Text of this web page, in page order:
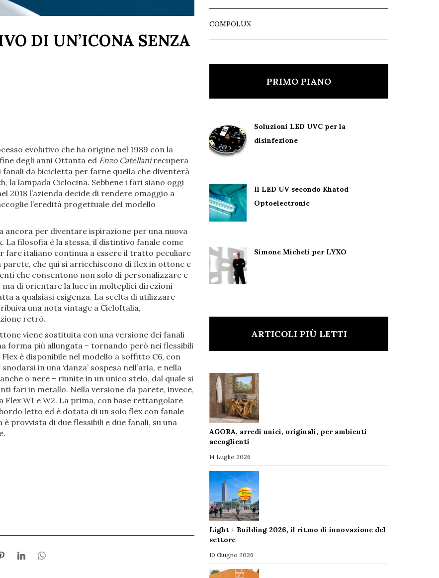
DI UN’ICONA SENZA
evolutivo che ha origine nel 1989 con la
degli anni Ottanta ed Enzo Catellanirecupera
da bicicletta per farne quella che diventerà
la lampada Ciclocina. Sebbene i fari siano oggi
l’azienda decide di rendere omaggio a
l’eredità progettuale del modello
per diventare ispirazione per una nuova
La filosofia è la stessa, il distintivo fanale come
fare italiano continua a essere il tratto peculiare
che qui si arricchiscono di flex in ottone e
che consentono non solo di personalizzare e
di orientare la luce in molteplici direzioni
a qualsiasi esigenza. La scelta di utilizzare
una nota vintage a CicloItalia,
retrò.
viene sostituita con una versione dei fanali
forma più allungata – tornando però nei flessibili
è disponibile nel modello a soffitto C6, con
in una ‘danza’ sospesa nell’aria, e nella
o nere – riunite in un unico stelo, dal quale si
fari in metallo. Nella versione da parete, invece,
W1 e W2. La prima, con base rettangolare
letto ed è dotata di un solo flex con fanale
provvista di due flessibili e due fanali, su una
COMPOLUX
PRIMO PIANO
Soluzioni LED UVC per la
disinfezione
Il LED UV secondo Khatod
Optoelectronic
Simone Micheli per LYXO
ARTICOLI PIÙ LETTI
AGORA, arredi unici, originali, per ambienti
accoglienti
14 Luglio 2026
Light + Building 2026, il ritmo di innovazione del
settore
10 Giugno 2026